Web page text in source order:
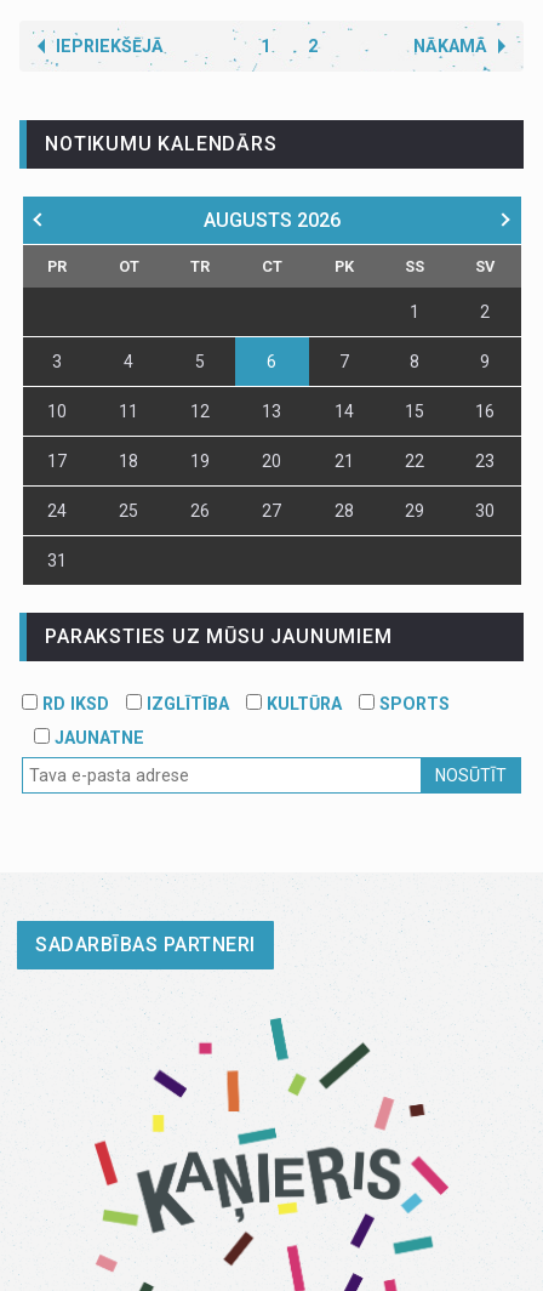
IEPRIEKŠĒJĀ 1 2 NĀKAMĀ
NOTIKUMU KALENDĀRS
AUGUSTS 2026
PR OT TR CT PK SS SV
1 2
3 4 5 6 7 8 9
10 11 12 13 14 15 16
17 18 19 20 21 22 23
24 25 26 27 28 29 30
31
PARAKSTIES UZ MŪSU JAUNUMIEM
RD IKSD IZGLĪTĪBA KULTŪRA
SPORTS
JAUNATNE
NOSŪTĪT
SADARBĪBAS PARTNERI